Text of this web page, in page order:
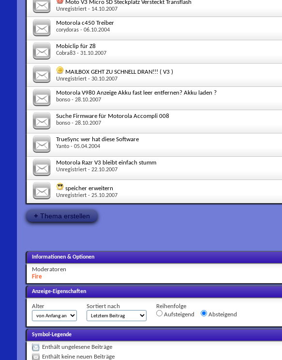
Moto V3 Micro SD Steckplatz Versteckt Transflash
Unregistriert - 14.10.2007
Motorola c450 Treiber
corydoras - 06.10.2004
Mobiclip für Z8
Cobra83 - 31.10.2007
MAILBOX GEHT ZU SCHNELL DRAN!!! ( V3 )
Unregistriert - 30.10.2007
Motorola V980 Anzeige Akku fast leer entfernen? Akku laden ?
bonso - 28.10.2007
Suche Firmware für Motorola Accompli 008
bonso - 28.10.2007
TrueSync wer hat diese Software
Yanto - 05.04.2004
Motorola Razr V3 bleibt einfach stumm
Unregistriert - 22.10.2007
speicher erweitern
Unregistriert - 25.10.2007
+ Thema erstellen
Informationen & Optionen
Moderatoren
Fire
Anzeige-Eigenschaften
Alter Sortiert nach
Reihenfolge
Aufsteigend
Absteigend
Symbol-Legende
Enthält ungelesene Beiträge
Enthält keine neuen Beiträge